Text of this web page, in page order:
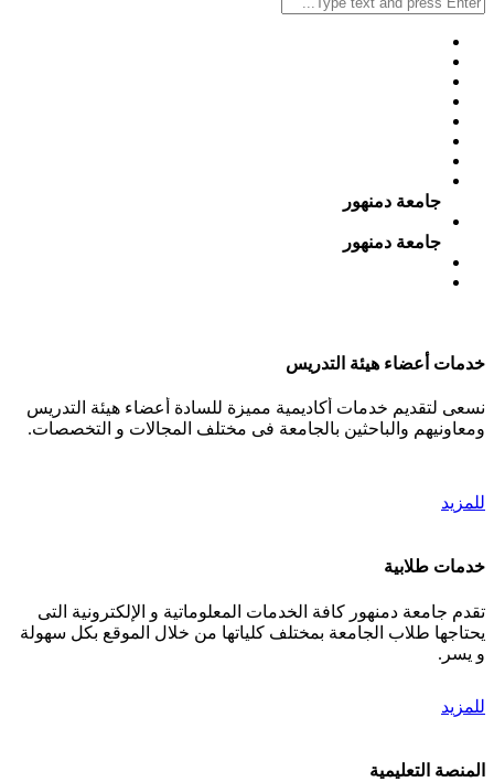
جامعة دمنهور
جامعة دمنهور
خدمات أعضاء هيئة التدريس
نسعى لتقديم خدمات أكاديمية مميزة للسادة أعضاء هيئة التدريس
ومعاونيهم والباحثين بالجامعة فى مختلف المجالات و التخصصات.
للمزيد
خدمات طلابية
تقدم جامعة دمنهور كافة الخدمات المعلوماتية و الإلكترونية التى
يحتاجها طلاب الجامعة بمختلف كلياتها من خلال الموقع بكل سهولة
و يسر.
للمزيد
المنصة التعليمية